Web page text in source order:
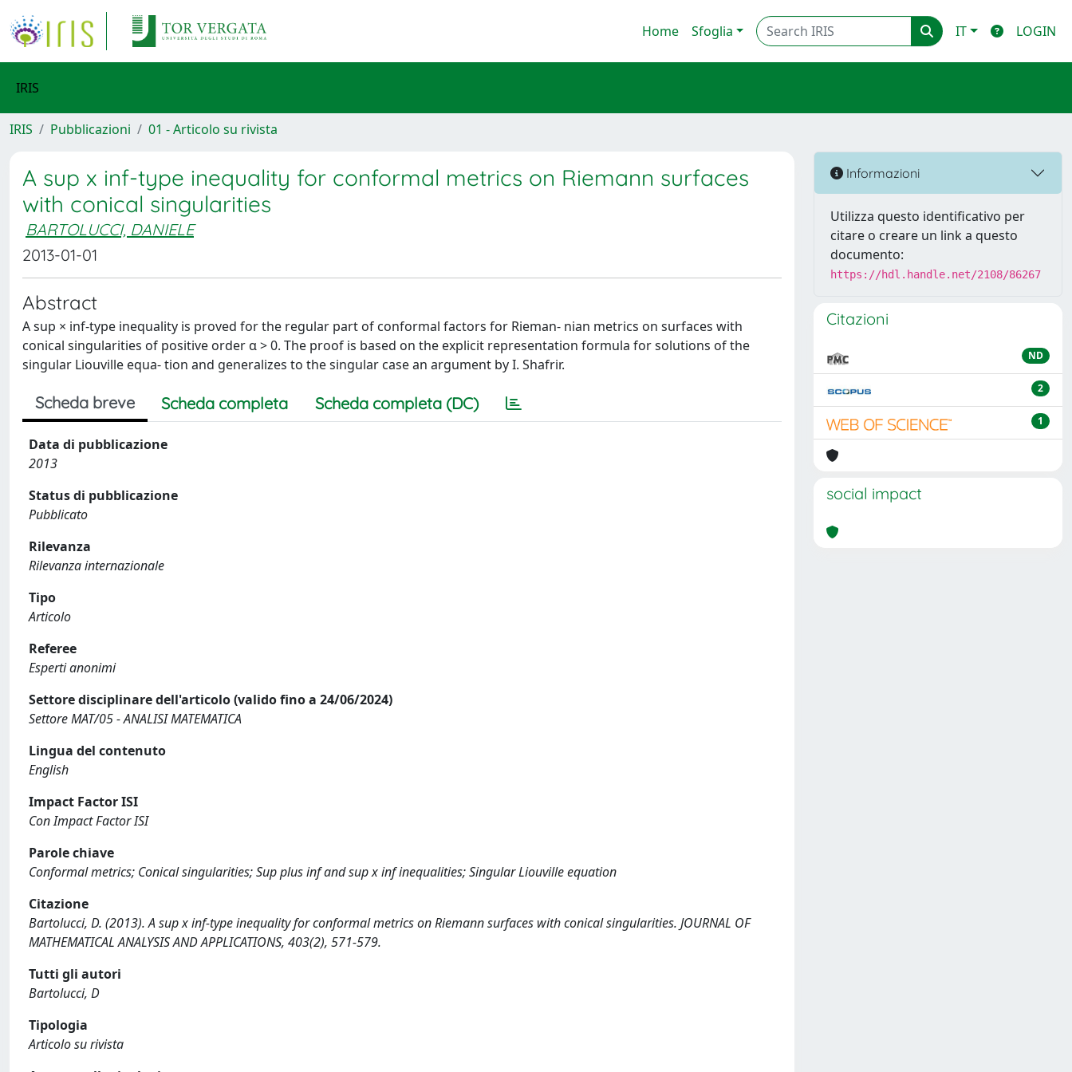
Home Sfoglia IT LOGIN
IRIS
IRIS Pubblicazioni 01 - Articolo su rivista
A sup x inf-type inequality for conformal metrics on Riemann surfaces
with conical singularities
BARTOLUCCI, DANIELE
2013-01-01
Abstract
A sup × inf-type inequality is proved for the regular part of conformal factors for Rieman- nian metrics on surfaces with
conical singularities of positive order α > 0. The proof is based on the explicit representation formula for solutions of the
singular Liouville equa- tion and generalizes to the singular case an argument by I. Shafrir.
Scheda breve Scheda completa Scheda completa (DC)
Data di pubblicazione
2013
Status di pubblicazione
Pubblicato
Rilevanza
Rilevanza internazionale
Tipo
Articolo
Referee
Esperti anonimi
Settore disciplinare dell'articolo (valido fino a 24/06/2024)
Settore MAT/05 - ANALISI MATEMATICA
Lingua del contenuto
English
Impact Factor ISI
Con Impact Factor ISI
Parole chiave
Conformal metrics; Conical singularities; Sup plus inf and sup x inf inequalities; Singular Liouville equation
Citazione
Bartolucci, D. (2013). A sup x inf-type inequality for conformal metrics on Riemann surfaces with conical singularities. JOURNAL OF
MATHEMATICAL ANALYSIS AND APPLICATIONS, 403(2), 571-579.
Tutti gli autori
Bartolucci, D
Tipologia
Articolo su rivista
Informazioni
Utilizza questo identificativo per
citare o creare un link a questo
documento:
https://hdl.handle.net/2108/86267
Citazioni
ND
2
1
social impact